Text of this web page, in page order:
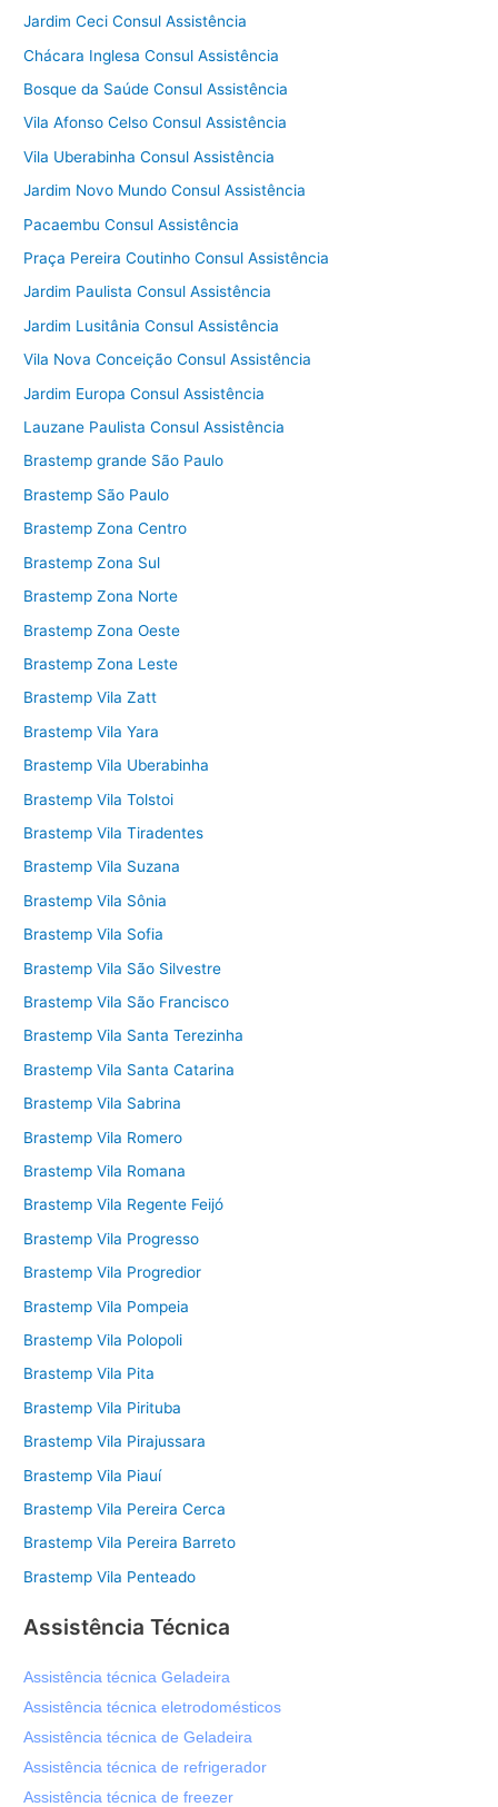
Jardim Ceci Consul Assistência
Chácara Inglesa Consul Assistência
Bosque da Saúde Consul Assistência
Vila Afonso Celso Consul Assistência
Vila Uberabinha Consul Assistência
Jardim Novo Mundo Consul Assistência
Pacaembu Consul Assistência
Praça Pereira Coutinho Consul Assistência
Jardim Paulista Consul Assistência
Jardim Lusitânia Consul Assistência
Vila Nova Conceição Consul Assistência
Jardim Europa Consul Assistência
Lauzane Paulista Consul Assistência
Brastemp grande São Paulo
Brastemp São Paulo
Brastemp Zona Centro
Brastemp Zona Sul
Brastemp Zona Norte
Brastemp Zona Oeste
Brastemp Zona Leste
Brastemp Vila Zatt
Brastemp Vila Yara
Brastemp Vila Uberabinha
Brastemp Vila Tolstoi
Brastemp Vila Tiradentes
Brastemp Vila Suzana
Brastemp Vila Sônia
Brastemp Vila Sofia
Brastemp Vila São Silvestre
Brastemp Vila São Francisco
Brastemp Vila Santa Terezinha
Brastemp Vila Santa Catarina
Brastemp Vila Sabrina
Brastemp Vila Romero
Brastemp Vila Romana
Brastemp Vila Regente Feijó
Brastemp Vila Progresso
Brastemp Vila Progredior
Brastemp Vila Pompeia
Brastemp Vila Polopoli
Brastemp Vila Pita
Brastemp Vila Pirituba
Brastemp Vila Pirajussara
Brastemp Vila Piauí
Brastemp Vila Pereira Cerca
Brastemp Vila Pereira Barreto
Brastemp Vila Penteado
Assistência Técnica
Assistência técnica Geladeira
Assistência técnica eletrodomésticos
Assistência técnica de Geladeira
Assistência técnica de refrigerador
Assistência técnica de freezer